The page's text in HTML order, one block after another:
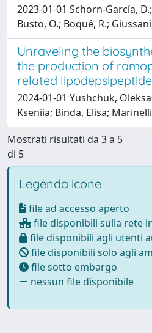
2023-01-01 Schorn-García,
Busto, O.; Boqué, R.;
Unraveling the
the production of
related
2024-01-01 Yushchuk,
Kseniia; Binda, Elisa;
Mostrati risultati da 3 a 5
di 5
Legenda icone
file ad accesso aperto
file disponibili sulla rete
file disponibili agli utenti
file disponibili solo agli
file sotto embargo
nessun file disponibile